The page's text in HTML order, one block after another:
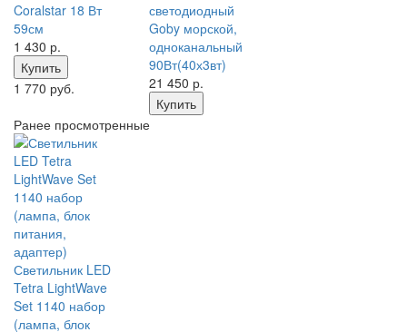
Coralstar 18 Вт
59см
1 430 р.
Купить
1 770 руб.
светодиодный
Goby морской,
одноканальный
90Вт(40х3вт)
21 450 р.
Купить
Ранее просмотренные
Светильник LED
Tetra LightWave
Set 1140 набор
(лампа, блок